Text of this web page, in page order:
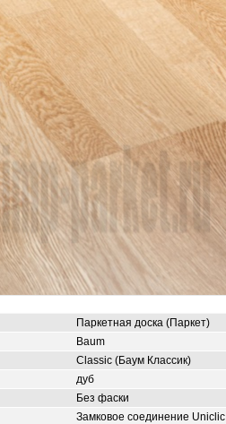
Паркетная доска (Паркет)
Baum
Classic (Баум Классик)
дуб
Без фаски
Замковое соединение Uniclic